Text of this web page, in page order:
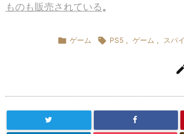
ものも販売されている。
 ゲーム  PS5 , ゲーム , スパ